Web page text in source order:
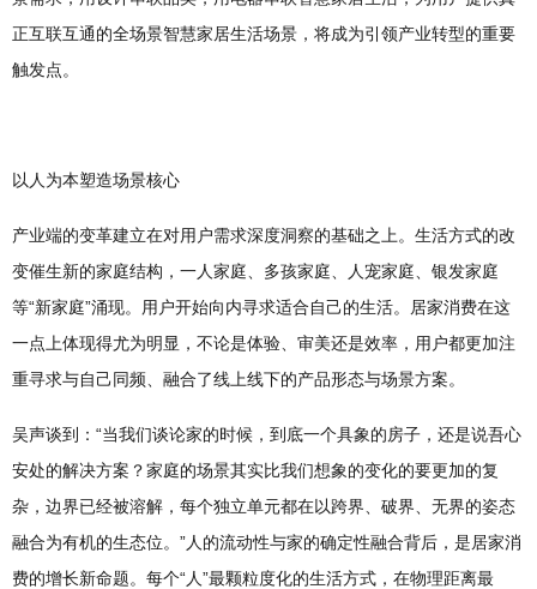
正互联互通的全场景智慧家居生活场景，将成为引领产业转型的重要
触发点。
以人为本塑造场景核心
产业端的变革建立在对用户需求深度洞察的基础之上。生活方式的改
变催生新的家庭结构，一人家庭、多孩家庭、人宠家庭、银发家庭
等“新家庭”涌现。用户开始向内寻求适合自己的生活。居家消费在这
一点上体现得尤为明显，不论是体验、审美还是效率，用户都更加注
重寻求与自己同频、融合了线上线下的产品形态与场景方案。
吴声谈到：“当我们谈论家的时候，到底一个具象的房子，还是说吾心
安处的解决方案？家庭的场景其实比我们想象的变化的要更加的复
杂，边界已经被溶解，每个独立单元都在以跨界、破界、无界的姿态
融合为有机的生态位。”人的流动性与家的确定性融合背后，是居家消
费的增长新命题。每个“人”最颗粒度化的生活方式，在物理距离最